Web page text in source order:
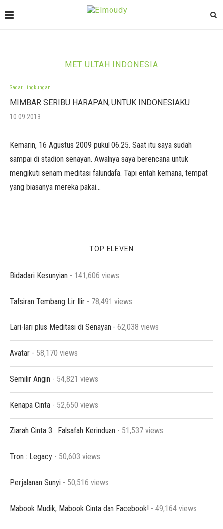
MET ULTAH INDONESIA
Sadar Lingkungan
MIMBAR SERIBU HARAPAN, UNTUK INDONESIAKU
10.09.2013
Kemarin, 16 Agustus 2009 pukul 06.25. Saat itu saya sudah
sampai di stadion senayan. Awalnya saya berencana untuk
mengikuti senam meditasi falundafa. Tapi entah kemana, tempat
yang biasanya mereka pakai…
TOP ELEVEN
Bidadari Kesunyian - 141,606 views
Tafsiran Tembang Lir Ilir - 78,491 views
Lari-lari plus Meditasi di Senayan - 62,038 views
Avatar - 58,170 views
Semilir Angin - 54,821 views
Kenapa Cinta - 52,650 views
Ziarah Cinta 3 : Falsafah Kerinduan - 51,537 views
Tron : Legacy - 50,603 views
Perjalanan Sunyi - 50,516 views
Mabook Mudik, Mabook Cinta dan Facebook! - 49,164 views